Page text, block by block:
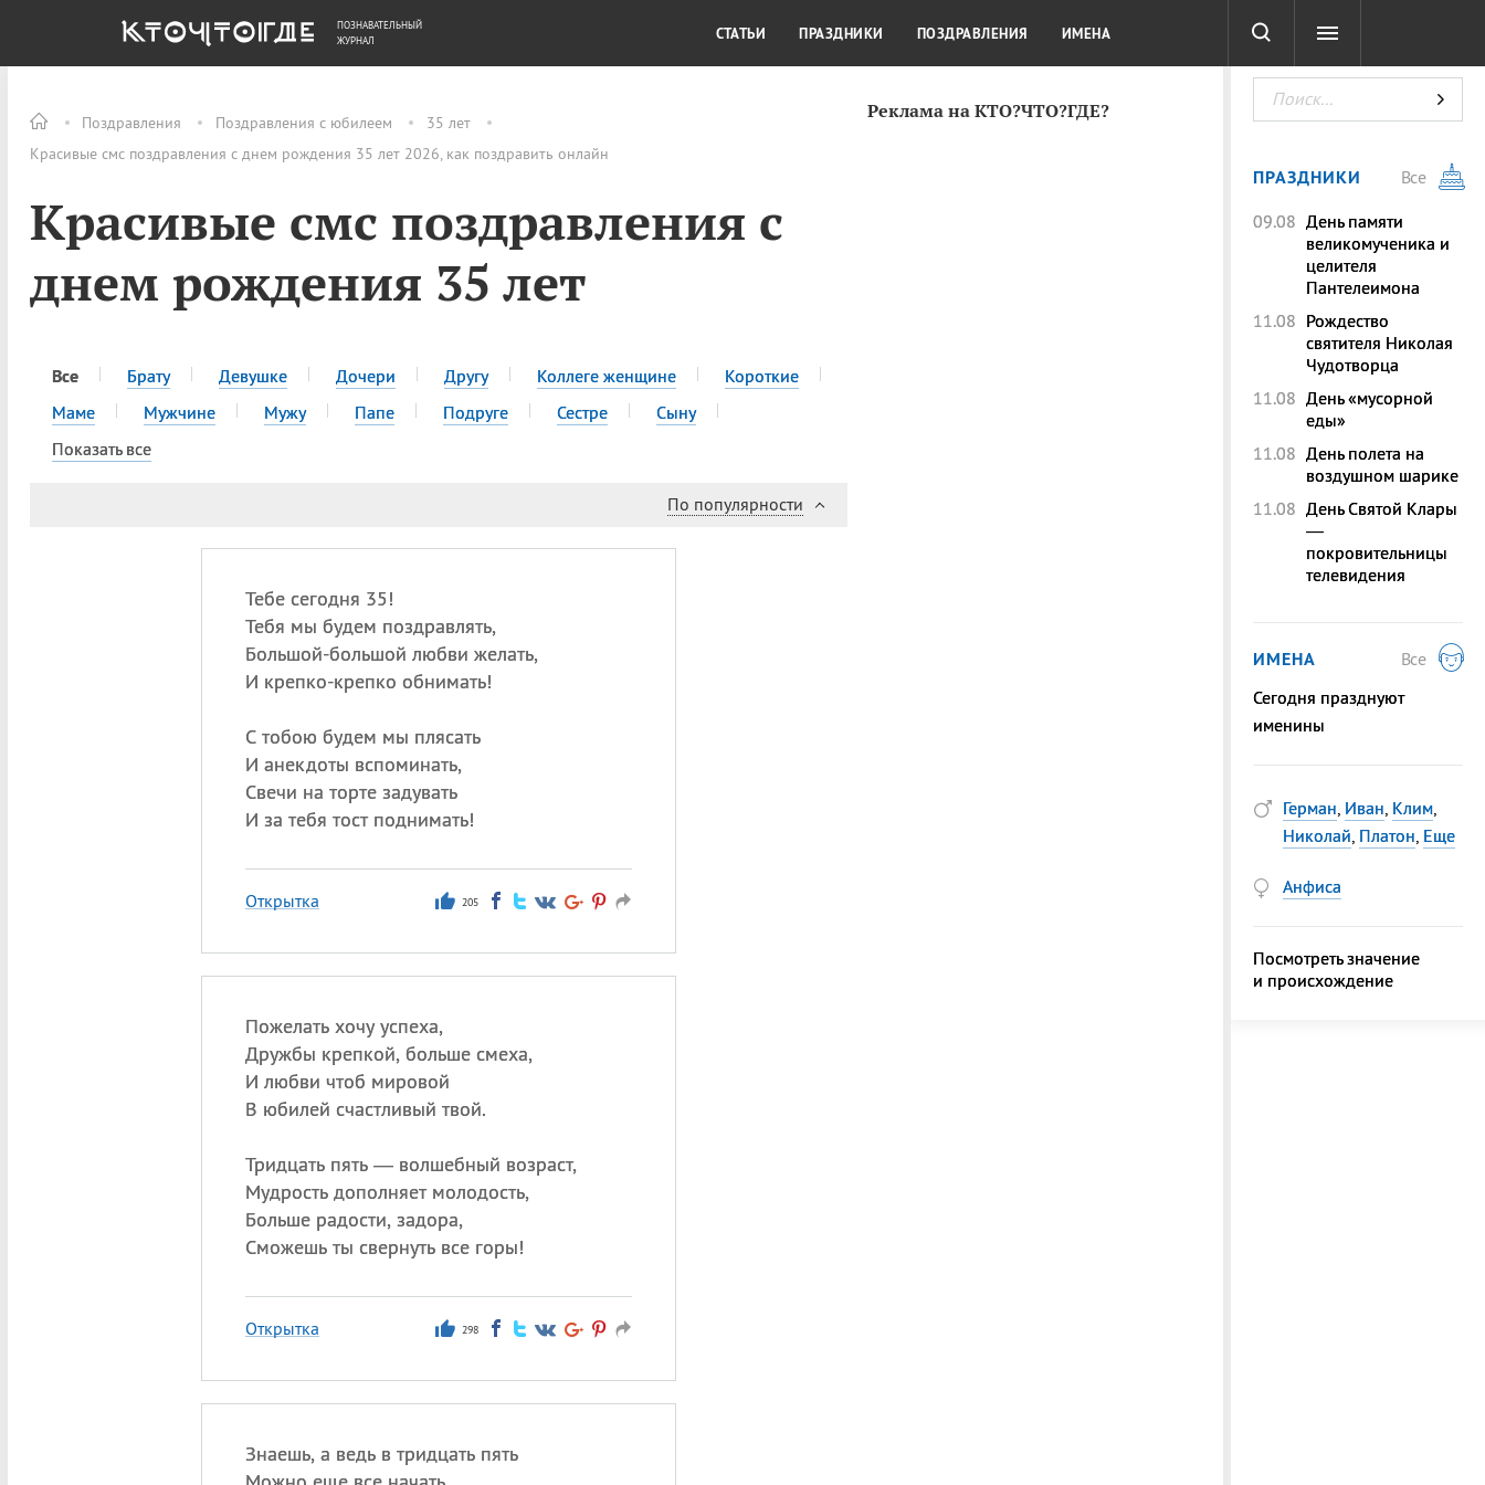
Поздравления Поздравления с юбилеем
35 лет
Красивые смс поздравления с днем рождения 35 лет 2026, как поздравить онлайн
Красивые смс поздравления с
днем рождения 35 лет
Все Брату Девушке Дочери Другу Коллеге женщине
Короткие
Маме
Мужчине Мужу Папе Подруге Сестре
Сыну
Показать все
По популярности
Тебе сегодня 35!
Тебя мы будем поздравлять,
Большой-большой любви желать,
И крепко-крепко обнимать!
С тобою будем мы плясать
И анекдоты вспоминать,
Свечи на торте задувать
И за тебя тост поднимать!
Открытка 205
Пожелать хочу успеха,
Дружбы крепкой, больше смеха,
И любви чтоб мировой
В юбилей счастливый твой.
Тридцать пять — волшебный возраст,
Мудрость дополняет молодость,
Больше радости, задора,
Сможешь ты свернуть все горы!
Открытка 298
Знаешь, а ведь в тридцать пять
Реклама на КТО?ЧТО?ГДЕ?
ОБЩЕСТВО ДЕНЬГИ КУЛЬТУРА КРАСОТА ТЕСТЫ
ПОЗНАВАТЕЛЬНЫЙ
ЖУРНАЛ
СТАТЬИ ПРАЗДНИКИ ПОЗДРАВЛЕНИЯ ИМЕНА
ПРАЗДНИКИ
Все
09.08 День памяти
великомученика и
целителя
Пантелеимона
11.08 Рождество
святителя Николая
Чудотворца
11.08 День «мусорной
еды»
11.08 День полета на
воздушном шарике
11.08 День Святой Клары
—
покровительницы
телевидения
ИМЕНА
Все
Сегодня празднуют
именины
Герман, Иван, Клим,
Николай, Платон, Еще
Анфиса
Посмотреть значение
и происхождение